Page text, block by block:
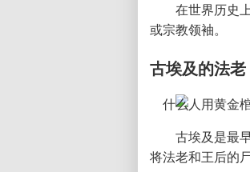
在世界历史
或宗教领袖。
古埃及的法老
古埃及是最
将法老和王后的